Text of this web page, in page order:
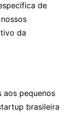
de
da
aos pequenos
brasileira